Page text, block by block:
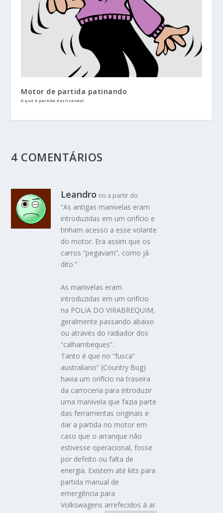
Motor de partida patinando
O que é partida deslizando?
4 COMENTÁRIOS
Leandro no a partir do
“As antigas manivelas eram
introduzidas em um orifício e
tinham acesso a esse volante
do motor. Era assim que os
carros “pegavam”, como já
dito.”
As manivelas eram
introduzidas em um orifício
na POLIA DO VIRABREQUIM,
geralmente passando abaixo
ou através do radiador dos
“calhambeques”.
Tanto é que no “fusca”
australiano” (Country Bug)
havia um orifício na traseira
da carroceria para introduzir
uma manivela que fazia parte
das ferramentas originais e
dar a partida no motor em
caso que o arranque não
estivesse operacional, fosse
por defeito ou falta de
energia. Existem até kits para
partida manual de
emergência para
Volkswagens arrefecidos á ar.